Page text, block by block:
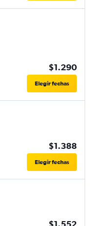
$1.290
Elegir fechas
$1.388
Elegir fechas
$1.552